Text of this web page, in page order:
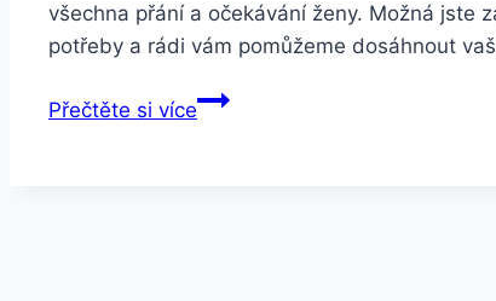
všechna přání a očekávání ženy. Možná jste
potřeby a rádi vám pomůžeme dosáhnout
Přečtěte si víceProerecta